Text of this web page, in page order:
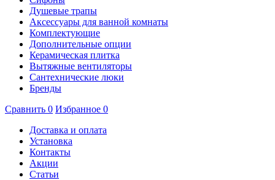
Душевые трапы
Аксессуары для ванной комнаты
Комплектующие
Дополнительные опции
Керамическая плитка
Вытяжные вентиляторы
Сантехнические люки
Бренды
Сравнить 0 Избранное 0
Доставка и оплата
Установка
Контакты
Акции
Статьи